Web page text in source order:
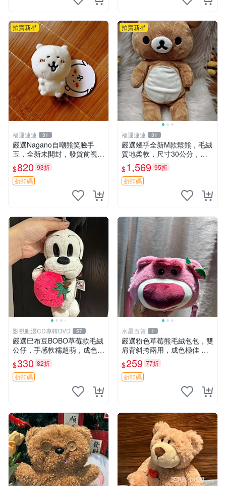
拍賣新星
福運連連 31
嚴選Nagano自嘲熊笑臉手
玉，全新未開封，發貨前視頻
確認，海南 廣西 貴州 嚴選N
agano自嘲熊笑臉手玉，全新
未開封，發貨前視頻確認，四
$820 93折
折扣碼
拍賣新星
福運連連 31
嚴選幾乎全新M款鬆熊，毛絨
質地柔軟，尺寸30公分，做
工精緻可愛，適合收藏或贈送
親友。中古使用痕跡，手感依
然優良。 鬆熊 嬰熊 毛玩偶
$1,569 95折
折扣碼
影視動漫CD專輯DVD 57
嚴選巴布豆BOBO草莓款毛絨
公仔，手感軟糯超萌，成色優
良適合作為收藏品或包包配
飾。可視頻確認詳情。 巴布
豆 BOBO 草莓 毛絨公仔 收藏
$330 82折
折扣碼
水星百貨 1
嚴選粉色草莓熊毛絨包包，雙
肩背斜挎兩用，成色極佳 精
準關鍵詞：草莓熊 包包 毛絨
$259 77折
折扣碼